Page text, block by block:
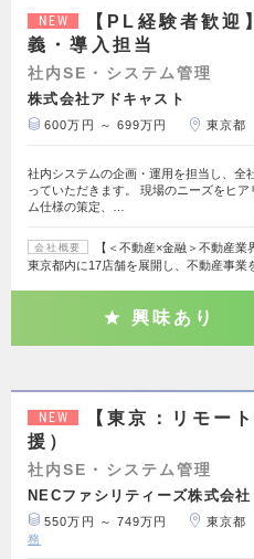
NEW
【PL経験者歓迎
義・導入担当
社内SE・システム管理
株式会社アドキャスト
600万円 ～ 699万円 東京都
社内システムの企画・運用を担当し、全
っていただきます。 現場のニーズをヒア
ム仕様の策定、…
会社概要
【＜不動産×金融＞不動産業
東京都内に17店舗を展開し、不動産事業
興味あり
NEW
【東京：リモー
援）
社内SE・システム管理
NECファシリティーズ株式会社
550万円 ～ 749万円 東京都
務